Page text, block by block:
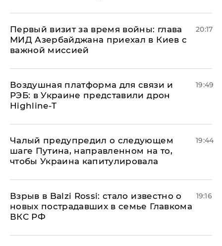
Первый визит за время войны: глава
МИД Азербайджана приехал в Киев с
важной миссией
20:17
Воздушная платформа для связи и
РЭБ: в Украине представили дрон
Highline-T
19:49
Чалый предупредил о следующем
шаге Путина, направленном на то,
чтобы Украина капитулировала
19:44
Взрыв в Balzi Rossi: стало известно о
новых пострадавших в семье Главкома
ВКС РФ
19:16